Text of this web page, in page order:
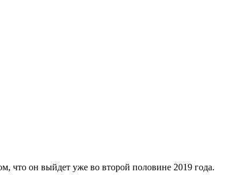
что он выйдет уже во второй половине 2019 года.